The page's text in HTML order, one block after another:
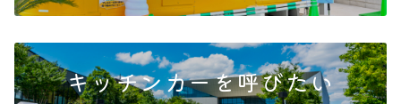
キッチンカーを呼びたい